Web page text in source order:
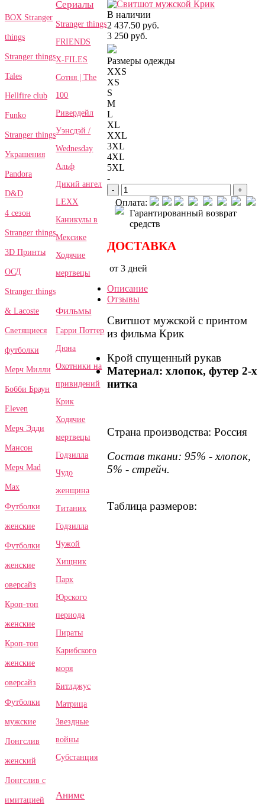
BOX Stranger
things
Stranger things
Tales
Hellfire club
Funko
Stranger things
Украшения
Pandora
D&D
4 сезон
Stranger things
3D Принты
ОСД
Stranger things
& Lacoste
Светящиеся
футболки
Мерч Милли
Бобби Браун
Eleven
Мерч Эдди
Мансон
Мерч Mad
Max
Футболки
женские
Футболки
женские
оверсайз
Кроп-топ
женские
Кроп-топ
женские
оверсайз
Футболки
мужские
Лонгслив
женский
Лонгслив с
имитацией
Сериалы
Stranger things
FRIENDS
X-FILES
Сотня | The
100
Ривердейл
Уэнсдэй /
Wednesday
Альф
Дикий ангел
LEXX
Каникулы в
Мексике
Ходячие
мертвецы
Фильмы
Гарри Поттер
Дюна
Охотники на
привидений
Крик
Ходячие
мертвецы
Годзилла
Чудо
женщина
Титаник
Годзилла
Чужой
Хищник
Парк
Юрского
периода
Пираты
Карибского
моря
Битлджус
Матрица
Звездные
войны
Субстанция
Аниме
В наличии
2 437.50 руб.
3 250 руб.
Размеры одежды
XXS
XS
S
M
L
XL
XXL
3XL
4XL
5XL
-
- +
Оплата:
Гарантированный возврат
средств
ДОСТАВКА
от 3 дней
Описание
Отзывы
Свитшот мужской с принтом
из фильма Крик
Крой спущенный рукав
Материал: хлопок, футер 2-х
нитка
Страна производства: Россия
Состав ткани: 95% - хлопок,
5% - стрейч.
Таблица размеров: